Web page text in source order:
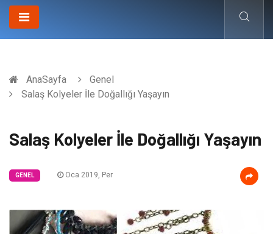
AnaSayfa
Genel
Salaş Kolyeler İle Doğallığı Yaşayın
Salaş Kolyeler İle Doğallığı Yaşayın
GENEL Oca 2019, Per